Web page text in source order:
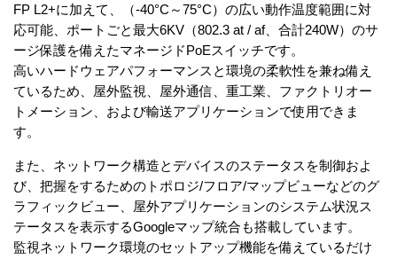
FP L2+に加えて、（-40°C～75°C）の広い動作温度範囲に対
応可能、ポートごと最大6KV（802.3 at / af、合計240W）のサ
ージ保護を備えたマネージドPoEスイッチです。
高いハードウェアパフォーマンスと環境の柔軟性を兼ね備え
ているため、屋外監視、屋外通信、重工業、ファクトリオー
トメーション、および輸送アプリケーションで使用できま
す。
また、ネットワーク構造とデバイスのステータスを制御およ
び、把握をするためのトポロジ/フロア/マップビューなどのグ
ラフィックビュー、屋外アプリケーションのシステム状況ス
テータスを表示するGoogleマップ統合も搭載しています。
監視ネットワーク環境のセットアップ機能を備えているだけ